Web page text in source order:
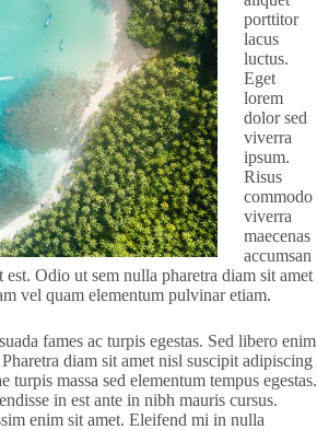
porttitor
lacus
luctus.
Eget
lorem
dolor sed
viverra
ipsum.
Risus
commodo
viverra
maecenas
accumsan
Odio ut sem nulla pharetra diam sit amet
vel quam elementum pulvinar etiam.
fames ac turpis egestas. Sed libero enim
diam sit amet nisl suscipit adipiscing
turpis massa sed elementum tempus egestas.
in est ante in nibh mauris cursus.
enim sit amet. Eleifend mi in nulla